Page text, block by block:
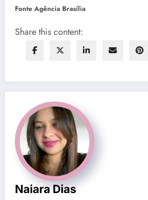
Fonte Agência Brasília
Share this content:
Naiara Dias